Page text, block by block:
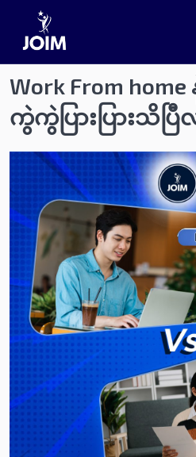
Work From
ကွဲကွဲပြားပြားသိပြီ